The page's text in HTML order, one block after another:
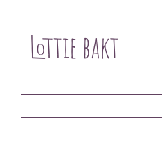
inhoud